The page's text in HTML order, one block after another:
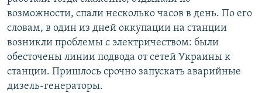
возможности, cпали несколько часов в день. По его
словам, в один из дней оккупации на станции
возникли проблемы с электричеством: были
обесточены линии подвода от сетей Украины к
станции. Пришлось срочно запускать аварийные
дизель-генераторы.